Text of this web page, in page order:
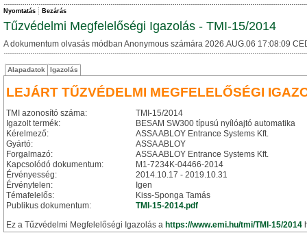
Nyomtatás Bezárás
Tűzvédelmi Megfelelőségi Igazolás - TMI-15/2014
A dokumentum olvasás módban Anonymous számára 2026.AUG.06 17:08:09
Alapadatok Igazolás
LEJÁRT TŰZVÉDELMI MEGFELELŐSÉGI
TMI azonosító száma:
TMI-15/2014
Igazolt termék:
BESAM SW300 típusú nyílóajtó automatika
Kérelmező:
ASSA ABLOY Entrance Systems Kft.
Gyártó:
ASSA ABLOY
Forgalmazó:
ASSA ABLOY Entrance Systems Kft.
Kapcsolódó dokumentum:
M1-7234K-04466-2014
Érvényesség:
2014.10.17 - 2019.10.31
Érvénytelen:
Igen
Témafelelős:
Kiss-Sponga Tamás
Publikus dokumentum:
TMI-15-2014.pdf
Ez a Tűzvédelmi Megfelelőségi Igazolás a https://www.emi.hu/tmi/TMI-15/2014